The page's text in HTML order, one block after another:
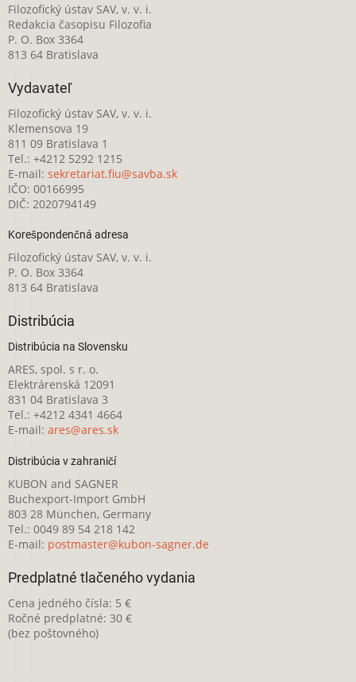
Filozofický ústav SAV, v. v. i.
Redakcia časopisu Filozofia
P. O. Box 3364
813 64 Bratislava
Vydavateľ
Filozofický ústav SAV, v. v. i.
Klemensova 19
811 09 Bratislava 1
Tel.: +4212 5292 1215
E-mail: sekretariat.fiu@savba.sk
IČO: 00166995
DIČ: 2020794149
Korešpondenčná adresa
Filozofický ústav SAV, v. v. i.
P. O. Box 3364
813 64 Bratislava
Distribúcia
Distribúcia na Slovensku
ARES, spol. s r. o.
Elektrárenská 12091
831 04 Bratislava 3
Tel.: +4212 4341 4664
E-mail: ares@ares.sk
Distribúcia v zahraničí
KUBON and SAGNER
Buchexport-Import GmbH
803 28 München, Germany
Tel.: 0049 89 54 218 142
E-mail: postmaster@kubon-sagner.de
Predplatné tlačeného vydania
Cena jedného čísla: 5 €
Ročné predplatné: 30 €
(bez poštovného)